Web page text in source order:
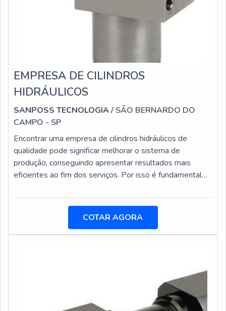
EMPRESA DE CILINDROS
HIDRÁULICOS
SANPOSS TECNOLOGIA/ SÃO BERNARDO DO
CAMPO - SP
Encontrar uma empresa de cilindros hidráulicos de
qualidade pode significar melhorar o sistema de
produção, conseguindo apresentar resultados mais
eficientes ao fim dos serviços. Por isso é fundamental
com equipamentos fabricados com matérias primas de
possível evitar quebras precoces nos equipamentos e,
desse modo, consequentemente, evitar gastos com
COTAR AGORA